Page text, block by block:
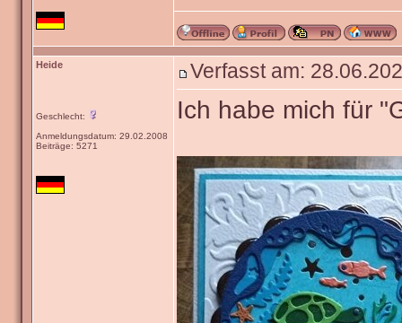
Heide
Geschlecht:
Anmeldungsdatum: 29.02.2008
Beiträge: 5271
Verfasst am:
Ich habe mich für